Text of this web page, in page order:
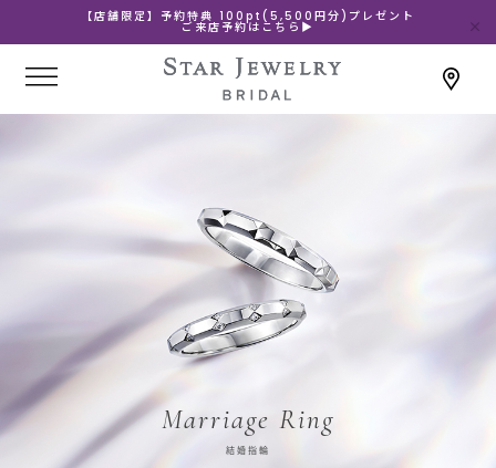
【店舗限定】予約特典 100pt(5,500円分)プレゼント
ご来店予約はこちら▶
Marriage Ring
結婚指輪